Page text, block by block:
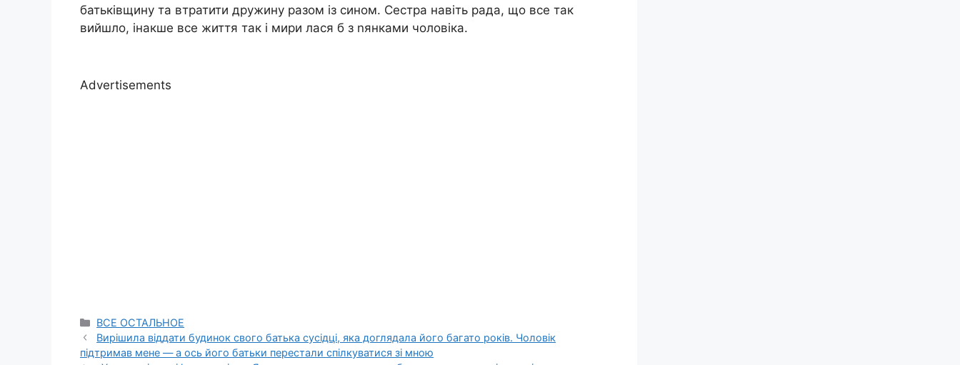
батьківщину та втратити дружину разом із сином. Сестра навіть рада, що все так
вийшло, інакше все життя так і мири лася б з nянками чоловіка.
Advertisements
Categories
ВСЕ ОСТАЛЬНОЕ
Вирішила віддати будинок свого батька сусідці, яка доглядала його багато років. Чоловік
підтримав мене — а ось його батьки перестали спілкуватися зі мною